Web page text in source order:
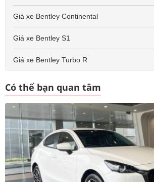
Giá xe Bentley Continental
Giá xe Bentley S1
Giá xe Bentley Turbo R
Có thể bạn quan tâm